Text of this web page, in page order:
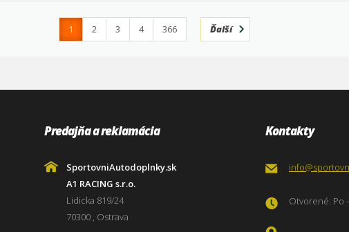
1 2 3 4 366 Ďalší
Predajňa a reklamácia
SportovniAutodoplnky.sk
A1 RACING s.r.o.
Lidicka 819/24
70300 , Ostrava
Kontakty
Otvorené: Po